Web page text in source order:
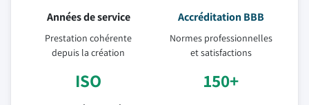
Années de service
Prestation cohérente
depuis la création
Accréditation BBB
Normes professionnelles
et satisfactions
ISO 150+